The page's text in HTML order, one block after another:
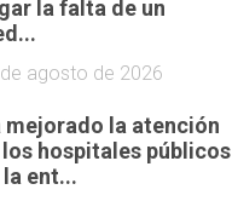
la falta de un
agosto de 2026
mejorado la atención
los hospitales públicos
la ent...